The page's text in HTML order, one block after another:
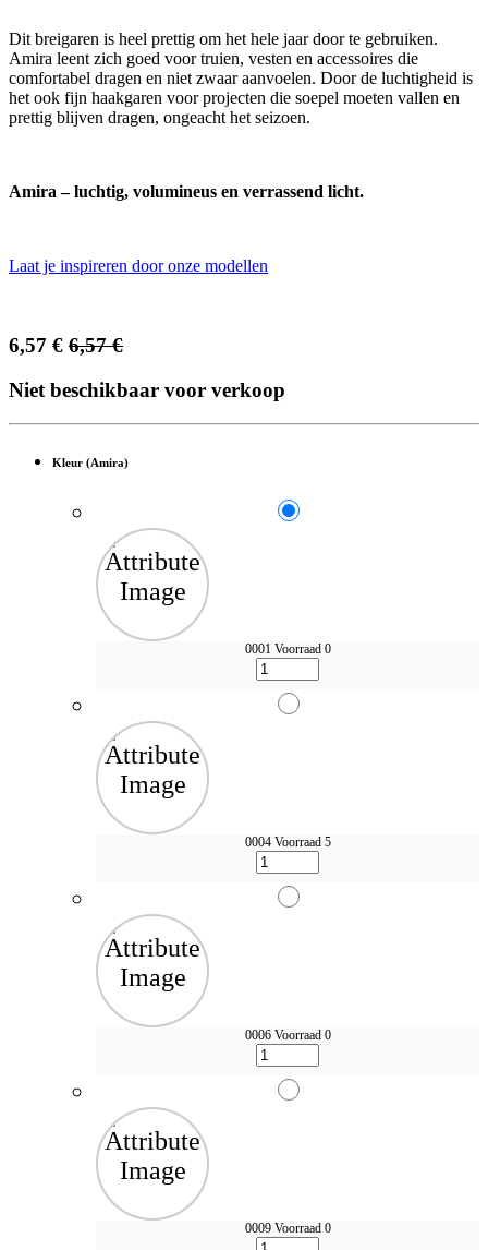
Dit breigaren is heel prettig om het hele jaar door te gebruiken.
Amira leent zich goed voor truien, vesten en accessoires die
comfortabel dragen en niet zwaar aanvoelen. Door de luchtigheid is
het ook fijn haakgaren voor projecten die soepel moeten vallen en
prettig blijven dragen, ongeacht het seizoen.
Amira – luchtig, volumineus en verrassend licht.
Laat je inspireren door onze modellen
6,57 € 6,57€
Niet beschikbaar voor verkoop
Kleur (Amira)
0001 Voorraad 0
0004 Voorraad 5
0006 Voorraad 0
0009 Voorraad 0